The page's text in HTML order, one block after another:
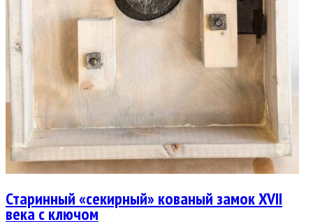
Старинный «секирный» кованый замок XVII
века с ключом